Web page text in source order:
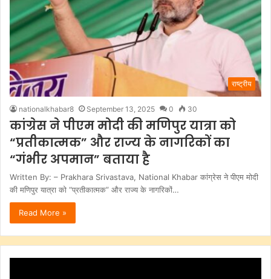
राष्ट्रीय
nationalkhabar8 September 13, 2025 0 30
कांग्रेस ने पीएम मोदी की मणिपुर यात्रा को
“प्रतीकात्मक” और राज्य के नागरिकों का
“गंभीर अपमान” बताया है
Written By: – Prakhara Srivastava, National Khabar कांग्रेस ने पीएम मोदी
की मणिपुर यात्रा को “प्रतीकात्मक” और राज्य के नागरिकों…
Read More »